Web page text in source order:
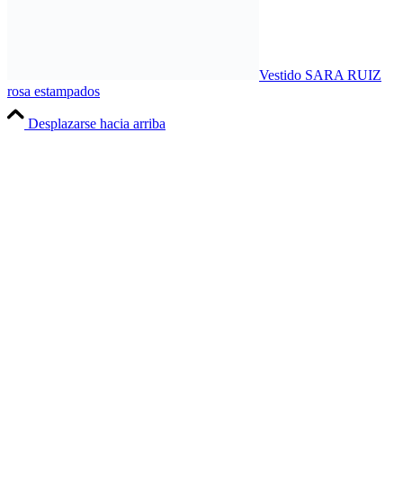
Vestido SARA RUIZ
rosa estampados
Desplazarse hacia arriba